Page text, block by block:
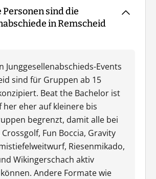
sind die
in Remscheid
Junggesellenabschieds-Events
sind für Gruppen ab 15
Beat the Bachelor ist
her eher auf kleinere bis
begrenzt, damit alle bei
Fun Boccia, Gravity
Riesenmikado,
Wikingerschach aktiv
Andere Formate wie